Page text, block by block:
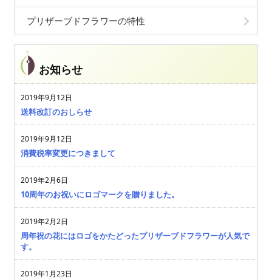
プリザーブドフラワーの特性
お知らせ
2019年9月12日
送料改訂のおしらせ
2019年9月12日
消費税率変更につきまして
2019年2月6日
10周年のお祝いにロゴマークを贈りました。
2019年2月2日
周年祝の花にはロゴをかたどったプリザーブドフラワーが人気で
す。
2019年1月23日